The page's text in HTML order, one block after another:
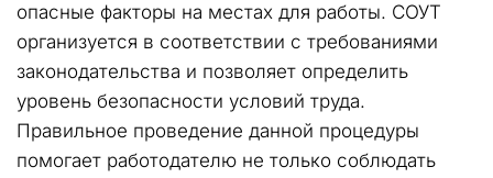
опасные факторы на местах для работы. СОУТ
организуется в соответствии с требованиями
законодательства и позволяет определить
уровень безопасности условий труда.
Правильное проведение данной процедуры
помогает работодателю не только соблюдать